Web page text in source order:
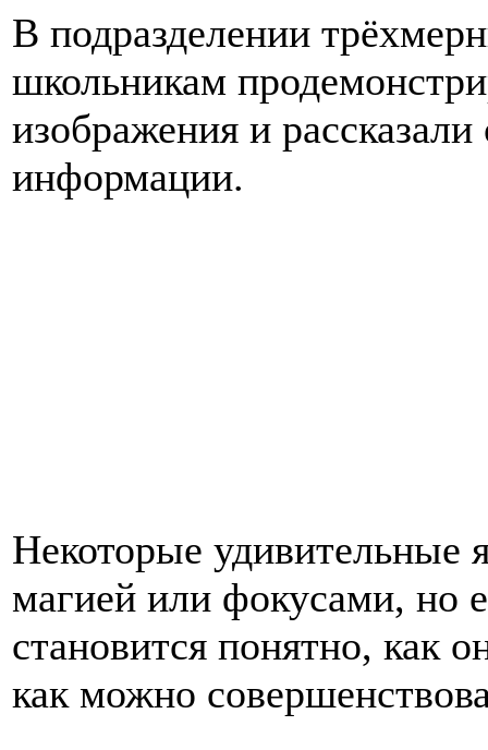
В подразделении
школьникам
изображения и
информации.
Некоторые удивительные
магией или фокусами, но
становится понятно, как
как можно